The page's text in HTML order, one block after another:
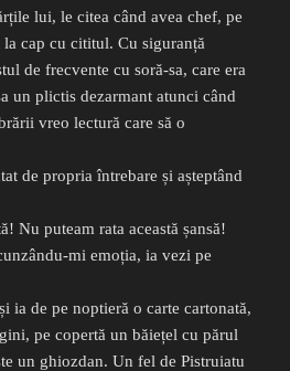
lui, le citea când avea chef, pe
cap cu cititul. Cu siguranță
de frecvente cu soră-sa, care era
un plictis dezarmant atunci când
vreo lectură care să o
de propria întrebare și așteptând
Nu puteam rata această șansă!
mi emoția, ia vezi pe
ia de pe noptieră o carte cartonată,
pe copertă un băiețel cu părul
un ghiozdan. Un fel de Pistruiatu